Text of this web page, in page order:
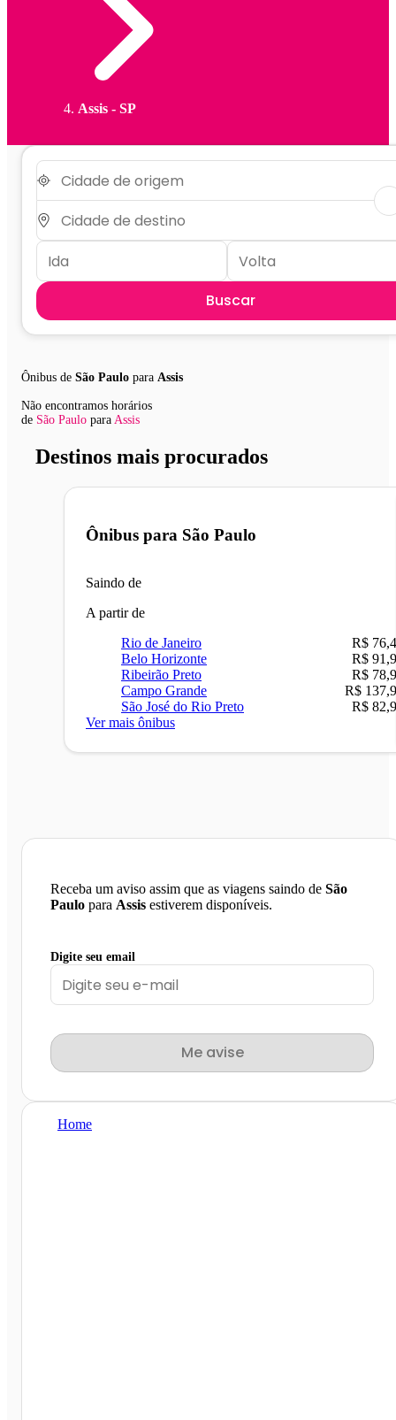
Assis - SP
Buscar
Ônibus de São Paulo para Assis
Não encontramos horários
de São Paulo para Assis
Destinos mais procurados
Ônibus para São Paulo
Saindo de
A partir de
Rio de Janeiro
R$
Belo Horizonte
R$
Ribeirão Preto
R$
Campo Grande
R$
São José do Rio Preto
R$
Ver mais ônibus
Receba um aviso assim que as viagens saindo de São
Paulo para Assis estiverem disponíveis.
Digite seu email
Me avise
Home